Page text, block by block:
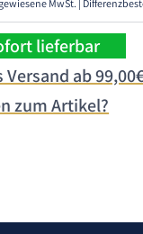
war:
MwSt. |
lieferbar
Versand ab
zum Artikel?